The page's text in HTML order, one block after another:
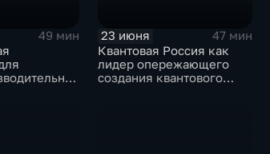
49 мин
23 июня
47 мин
Квантовая Россия как
лидер опережающего
создания квантового